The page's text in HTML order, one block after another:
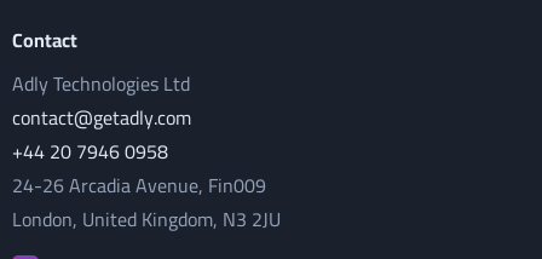
Contact
Adly Technologies Ltd
contact@getadly.com
+44 20 7946 0958
24-26 Arcadia Avenue, Fin009
London, United Kingdom, N3 2JU